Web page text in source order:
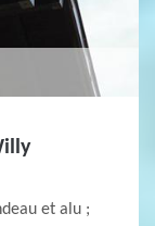
et alu ;